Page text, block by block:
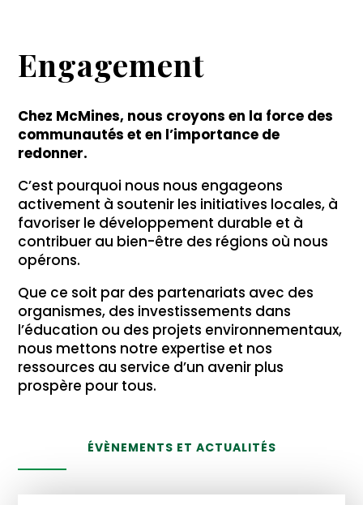
Engagement
Chez McMines, nous croyons en la force des
communautés et en l’importance de
redonner.
C’est pourquoi nous nous engageons
activement à soutenir les initiatives locales, à
favoriser le développement durable et à
contribuer au bien-être des régions où nous
opérons.
Que ce soit par des partenariats avec des
organismes, des investissements dans
l’éducation ou des projets environnementaux,
nous mettons notre expertise et nos
ressources au service d’un avenir plus
prospère pour tous.
ÉVÈNEMENTS ET ACTUALITÉS